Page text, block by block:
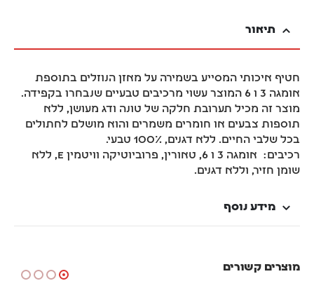
תיאור
חטיף איכותי המסייע בשמירה על מאזן הנוזלים בתוספת
אומגה 3 ו 6 המוצר עשוי מרכיבים טבעיים שנבחרו בקפידה.
מוצר זה מכיל תערובת חלקה של טונה ודג מעושן, ללא
תוספות צבעים או חומרים משמרים והוא מושלם לחתולים
בכל שלבי החיים. ללא דגנים, 100% טבעי.
רכיבים: אומגה 3 ו 6, טאורין, פרוביוטיקה וויטמין E, ללא
שומן חזיר, וללא דגנים.
מידע נוסף
מוצרים קשורים